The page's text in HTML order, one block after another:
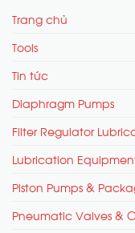
Trang chủ
Tools
Tin tức
Diaphragm Pumps
Filter Regulator
Lubrication
Piston Pumps &
Pneumatic Valves &